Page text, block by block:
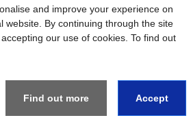
網站地圖 造訪 Brother 全球網站
TAIWAN LTD. All Rights
and improve your experience on
website. By continuing through the site
our use of cookies. To find out
Find out more Accept